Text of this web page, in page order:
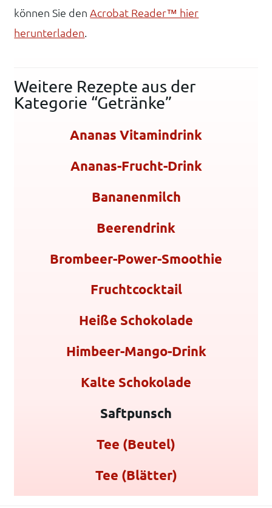
können Sie denAcrobat Reader™ hier
herunterladen.
Weitere Rezepte aus der
Kategorie “Getränke”
Ananas Vitamindrink
Ananas-Frucht-Drink
Bananenmilch
Beerendrink
Brombeer-Power-Smoothie
Fruchtcocktail
Heiße Schokolade
Himbeer-Mango-Drink
Kalte Schokolade
Saftpunsch
Tee (Beutel)
Tee (Blätter)